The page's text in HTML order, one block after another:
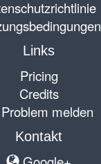
Links
Pricing
Credits
Problem melden
Kontakt